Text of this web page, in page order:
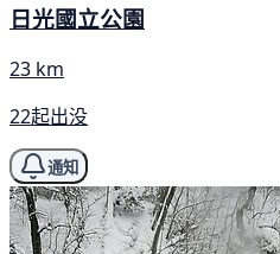
日光國立公園
23 km
22起出没
通知